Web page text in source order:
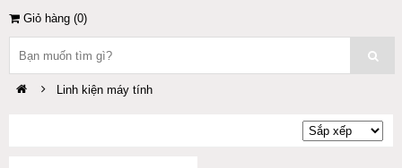
Giỏ hàng (0)
Linh kiện máy tính